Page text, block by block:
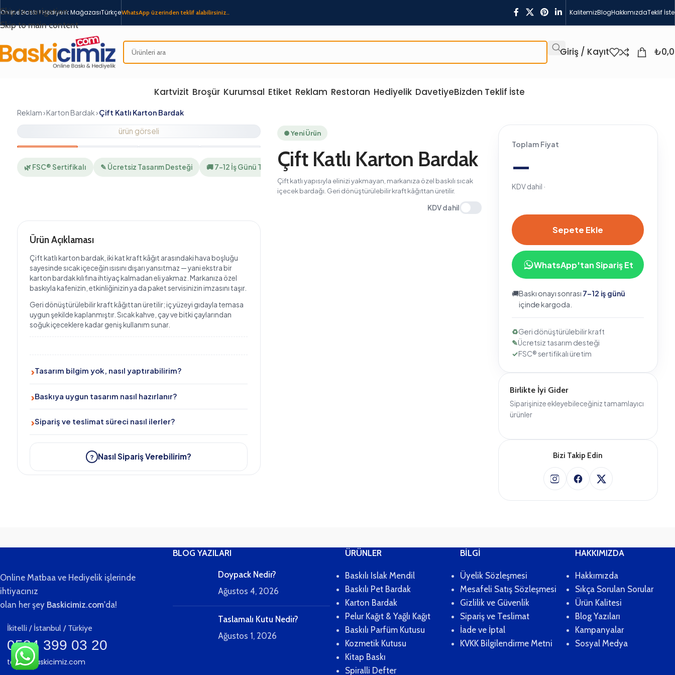
Skip to navigation
Skip to main content
Online Baskı I Hediyelik MağazasıTürkçeWhatsApp üzerinden teklif alabilirsiniz.. KalitemizBlogHakkımızdaTeklif İste
Giriş / Kayıt ₺
Kartvizit Broşür Kurumsal Etiket Reklam Restoran Hediyelik DavetiyeBizden Teklif İste
Çift katlı karton bardak, iki kat kraft kâğıt arasındaki hava boşluğu
sayesinde sıcak içeceğin ısısını dışarı yansıtmaz — yani ekstra bir
baskıyla kafenizin, etkinliğinizin ya da paket servisinizin imzasını taşır.
Geri dönüştürülebilir kraft kâğıttan üretilir; iç yüzeyi gıdayla temasa
uygun şekilde kaplanmıştır. Sıcak kahve, çay ve bitki çaylarından
Tasarım bilgim yok, nasıl yaptırabilirim?
Ücretsiz tasarım desteğimiz var. teklif@baskicimiz.com veya
için hazırlasın.
Tasarımınızı CMYK renk uzayında, taşma payı bırakarak ve
yüksek çözünürlükte hazırlayın. İsterseniz baskı şablonu
temin edebiliriz.
Sipariş ve teslimat süreci nasıl ilerler?
Adet ve özellikleri seçin, tasarımı yükleyin, baskı onayını verin;
onay sonrası tahmini 7–12 iş günü içinde kargoda.
1
Tasarımınızı yükleyin ya da ücretsiz tasarım desteği alın.
Çift Katlı Karton Bardak
Çift katlı yapısıyla elinizi yakmayan, markanıza özel baskılı sıcak
içecek bardağı. Geri dönüştürülebilir kraft kâğıttan üretilir.
KDV dahil
Toplam Fiyat
—
WhatsApp'tan Sipariş Et
Baskı onayı sonrası7–12 iş günü
içinde kargoda.
Geri dönüştürülebilir kraft
Ücretsiz tasarım desteği
Birlikte İyi Gider
Siparişinize ekleyebileceğiniz tamamlayıcı
Bizi Takip Edin
Online Matbaa ve Hediyelik işlerinde
ihtiyacınız
olan her şey Baskicimiz.com'da!
İkitelli / İstanbul / Türkiye
0534 399 03 20
teklif@baskicimiz.com
BLOG YAZILARI
Doypack Nedir?
Ağustos 4, 2026
Taslamalı Kutu Nedir?
Ağustos 1, 2026
ÜRÜNLER
Baskılı Islak Mendil
Baskılı Pet Bardak
Karton Bardak
Pelur Kağıt & Yağlı Kağıt
Baskılı Parfüm Kutusu
Kozmetik Kutusu
Kitap Baskı
Spiralli Defter
BİLGİ
Üyelik Sözleşmesi
Mesafeli Satış Sözleşmesi
Gizlilik ve Güvenlik
Sipariş ve Teslimat
İade ve İptal
KVKK Bilgilendirme Metni
HAKKIMIZDA
Hakkımızda
Sıkça Sorulan Sorular
Ürün Kalitesi
Blog Yazıları
Kampanyalar
Sosyal Medya